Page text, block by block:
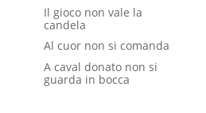
Il gioco non vale la
candela
Al cuor non si comanda
A caval donato non si
guarda in bocca